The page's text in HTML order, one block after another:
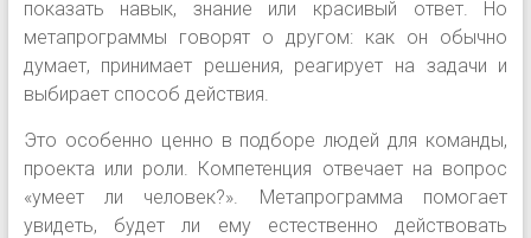
показать навык, знание или красивый ответ. Но
метапрограммы говорят о другом: как он обычно
думает, принимает решения, реагирует на задачи и
выбирает способ действия.
Это особенно ценно в подборе людей для команды,
проекта или роли. Компетенция отвечает на вопрос
«умеет ли человек?». Метапрограмма помогает
увидеть, будет ли ему естественно действовать